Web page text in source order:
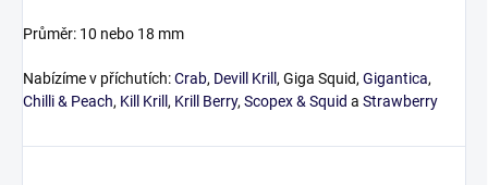
Průměr: 10 nebo 18 mm
Nabízíme v příchutích:Crab, Devill Krill , Giga Squid, Gigantica,
Chilli & Peach, Kill Krill , Krill Berry, Scopex & Squid a Strawberry